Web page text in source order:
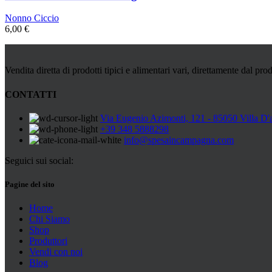
Nonno Ciccio
6,00 €
Vendita diretta di prodotti tipici e alimentari vari, direttamente dal
CONTATTI
Via Eugenio Azimonti, 121 - 85050 Villa
+39 348 5888298
info@spesaincampagna.com
Seguici sui social:
Pagine del sito
Home
Chi Siamo
Shop
Produttori
Vendi con noi
Blog